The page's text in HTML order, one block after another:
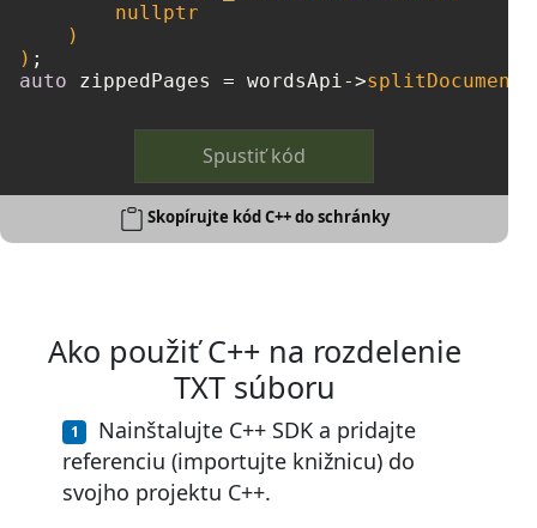
nullptr
    )
)
auto zippedPages = wordsApi->
Spustiť kód
Skopírujte kód C++ do schránky
Ako použiť C++ na rozdelenie
TXT súboru
Nainštalujte C++ SDK a pridajte
referenciu (importujte knižnicu) do
svojho projektu C++.